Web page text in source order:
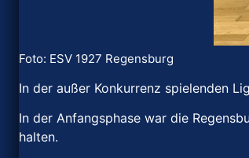
Foto: ESV 1927 Regensburg
In der außer Konkurrenz spielenden
In der Anfangsphase war die
halten.